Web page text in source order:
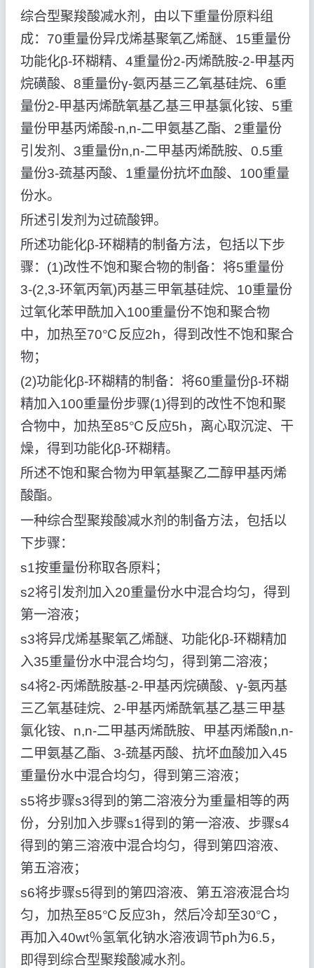
综合型聚羧酸减水剂，由以下重量份原料组
成：70重量份异戊烯基聚氧乙烯醚、15重量份
功能化β-环糊精、4重量份2-丙烯酰胺-2-甲基丙
烷磺酸、8重量份γ-氨丙基三乙氧基硅烷、6重
量份2-甲基丙烯酰氧基乙基三甲基氯化铵、5重
量份甲基丙烯酸-n,n-二甲氨基乙酯、2重量份
引发剂、3重量份n,n-二甲基丙烯酰胺、0.5重
量份3-巯基丙酸、1重量份抗坏血酸、100重量
份水。
所述引发剂为过硫酸钾。
所述功能化β-环糊精的制备方法，包括以下步
骤：(1)改性不饱和聚合物的制备：将5重量份
3-(2,3-环氧丙氧)丙基三甲氧基硅烷、10重量份
过氧化苯甲酰加入100重量份不饱和聚合物
中，加热至70℃反应2h，得到改性不饱和聚合
物；
(2)功能化β-环糊精的制备：将60重量份β-环糊
精加入100重量份步骤(1)得到的改性不饱和聚
合物中，加热至85℃反应5h，离心取沉淀、干
燥，得到功能化β-环糊精。
所述不饱和聚合物为甲氧基聚乙二醇甲基丙烯
酸酯。
一种综合型聚羧酸减水剂的制备方法，包括以
下步骤：
s1按重量份称取各原料；
s2将引发剂加入20重量份水中混合均匀，得到
第一溶液；
s3将异戊烯基聚氧乙烯醚、功能化β-环糊精加
入35重量份水中混合均匀，得到第二溶液；
s4将2-丙烯酰胺基-2-甲基丙烷磺酸、γ-氨丙基
三乙氧基硅烷、2-甲基丙烯酰氧基乙基三甲基
氯化铵、n,n-二甲基丙烯酰胺、甲基丙烯酸n,n-
二甲氨基乙酯、3-巯基丙酸、抗坏血酸加入45
重量份水中混合均匀，得到第三溶液；
s5将步骤s3得到的第二溶液分为重量相等的两
份，分别加入步骤s1得到的第一溶液、步骤s4
得到的第三溶液中混合均匀，得到第四溶液、
第五溶液；
s6将步骤s5得到的第四溶液、第五溶液混合均
匀，加热至85℃反应3h，然后冷却至30℃，
再加入40wt％氢氧化钠水溶液调节ph为6.5，
即得到综合型聚羧酸减水剂。